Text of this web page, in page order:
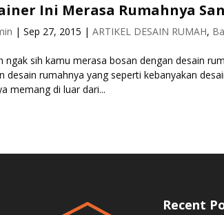
Ini Merasa Rumahnya
|Sep 27, 2015 |ARTIKEL DESAIN RUMAH,
ngak sih kamu merasa bosan dengan desain
desain rumahnya yang seperti kebanyakan
memang di luar dari...
Recent